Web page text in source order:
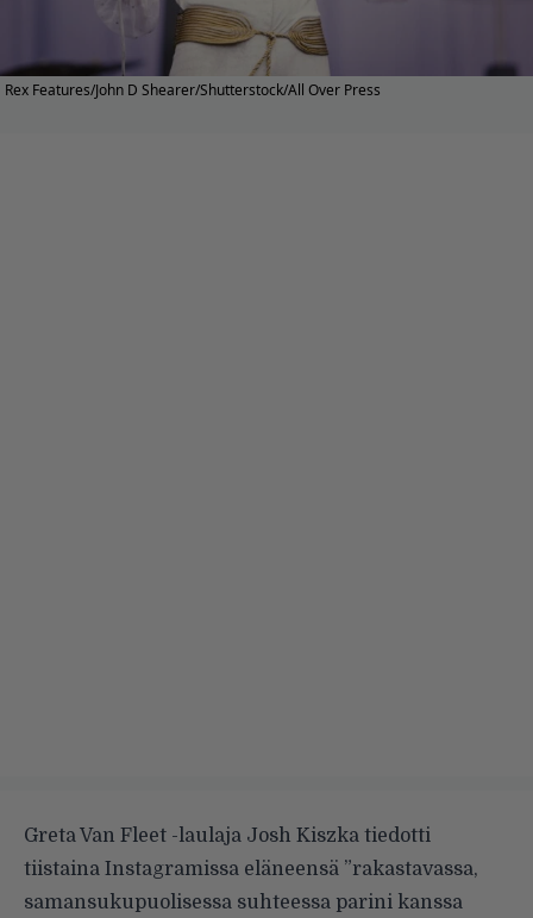
Rex Features/John D Shearer/Shutterstock/All Over Press
Greta Van Fleet -laulaja Josh Kiszka tiedotti
tiistaina Instagramissa eläneensä ”rakastavassa,
samansukupuolisessa suhteessa parini kanssa